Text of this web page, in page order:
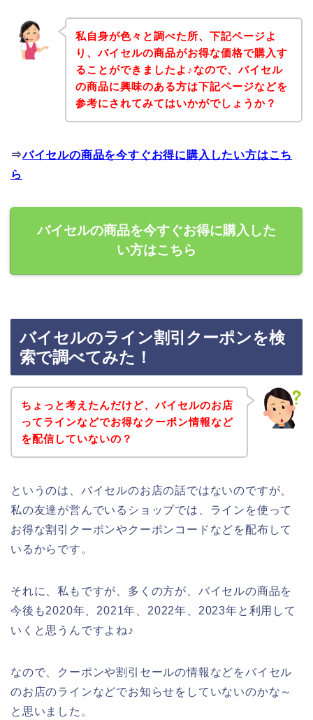
私自身が色々と調べた所、下記ページよ
り、バイセルの商品がお得な価格で購入す
ることができましたよ♪なので、バイセル
の商品に興味のある方は下記ページなどを
参考にされてみてはいかがでしょうか？
⇒バイセルの商品を今すぐお得に購入したい方はこち
ら
バイセルの商品を今すぐお得に購入した
い方はこちら
バイセルのライン割引クーポンを検
索で調べてみた！
ちょっと考えたんだけど、バイセルのお店
ってラインなどでお得なクーポン情報など
を配信していないの？
というのは、バイセルのお店の話ではないのですが、
私の友達が営んでいるショップでは、ラインを使って
お得な割引クーポンやクーポンコードなどを配布して
いるからです。
それに、私もですが、多くの方が、バイセルの商品を
今後も2020年、2021年、2022年、2023年と利用して
いくと思うんですよね♪
なので、クーポンや割引セールの情報などをバイセル
のお店のラインなどでお知らせをしていないのかな～
と思いました。